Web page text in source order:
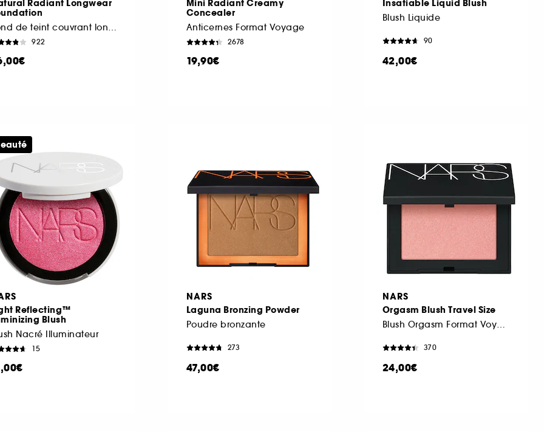
Radiant Longwear
Fond de teint couvrant longue tenue
922
Mini Radiant Creamy
Concealer
Anticernes Format Voyage
2678
19,90€
Insatiable Liquid Blush
Blush Liquide
90
42,00€
Reflecting™
Blush
Nacré Illuminateur
15
NARS
Laguna Bronzing Powder
Poudre bronzante
273
47,00€
NARS
Orgasm Blush Travel Size
Blush Orgasm Format Voyage
370
24,00€